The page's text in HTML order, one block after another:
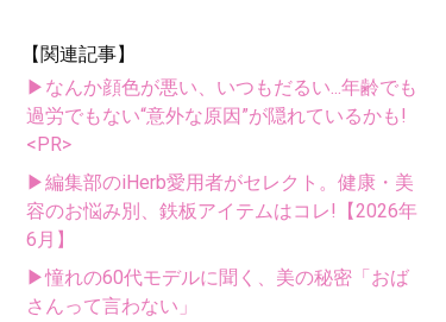
【関連記事】
▶なんか顔色が悪い、いつもだるい...年齢でも
過労でもない“意外な原因”が隠れているかも!
<PR>
▶編集部のiHerb愛用者がセレクト。健康・美
容のお悩み別、鉄板アイテムはコレ!【2026年
6月】
▶憧れの60代モデルに聞く、美の秘密「おば
さんって言わない」